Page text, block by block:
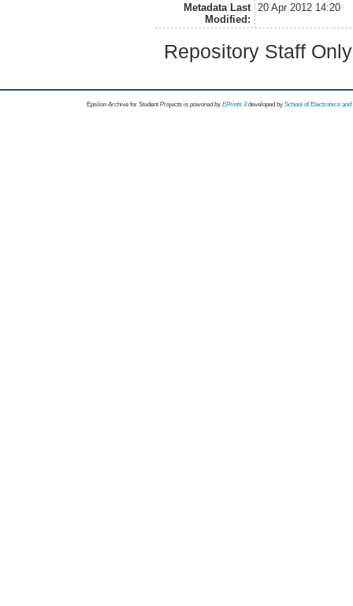
Metadata Last
Modified:
20 Apr 2012 14:20
Repository Staff
Epsilon Archive for Student Projects is powored byEPrints 3 developed by School of Electronics